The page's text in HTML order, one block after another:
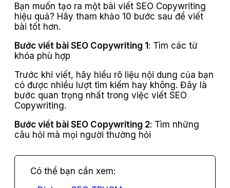
Bạn muốn tạo ra một bài viết SEO Copywriting
hiệu quả? Hãy tham khảo 10 bước sau để viết
bài tốt hơn.
Bước viết bài SEO Copywriting 1: Tìm các từ
khóa phù hợp
Trước khi viết, hãy hiểu rõ liệu nội dung của bạn
có được nhiều lượt tìm kiếm hay không. Đây là
bước quan trọng nhất trong việc viết SEO
Copywriting.
Bước viết bài SEO Copywriting 2: Tìm những
câu hỏi mà mọi người thường hỏi